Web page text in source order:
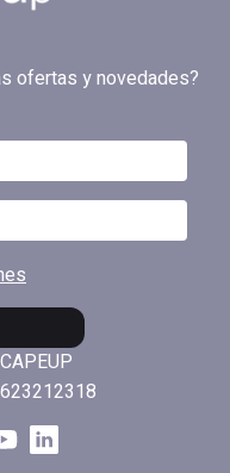
ofertas y novedades?
623212318